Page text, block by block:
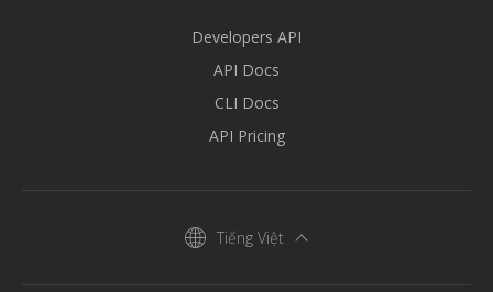
Developers API
API Docs
CLI Docs
API Pricing
Tiếng Việt